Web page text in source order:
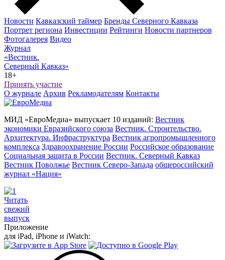
Новости Кавказский таймер Бренды Северного Кавказа
Портрет региона Инвестиции Рейтинги Новости партнеров
Фотогалерея Видео
Журнал
«Вестник.
Северный Кавказ»
18+
Принять участие
О журнале Архив Рекламодателям Контакты
МИД «ЕвроМедиа» выпускает 10 изданий: Вестник
экономики Евразийского союза Вестник. Строительство.
Архитектура. Инфраструктура Вестник агропромышленного
комплекса Здравоохранение России Российское образование
Социальная защита в России Вестник. Северный Кавказ
Вестник Поволжье Вестник Северо-Запада общероссийский
журнал «Нация»
Читать
свежий
выпуск
Приложение
для iPad, iPhone и iWatch: